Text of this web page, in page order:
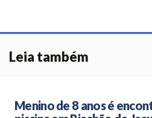
Leia também
Menino de 8 anos é